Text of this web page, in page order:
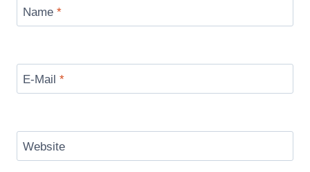
Name *
E-Mail *
Website